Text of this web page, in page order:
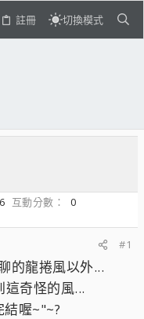
註冊 切換模式
互動分數
0
#1
的龍捲風以外...
奇怪的風...
喔~"~?